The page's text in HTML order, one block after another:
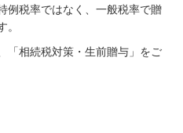
例税率ではなく、一般税率で贈
「相続税対策・生前贈与」をご